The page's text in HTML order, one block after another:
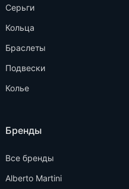
Серьги
Кольца
Браслеты
Подвески
Колье
Бренды
Все бренды
Alberto Martini